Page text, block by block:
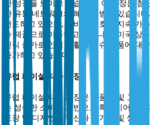
한 성장을 보이고 있습니다. 이 시장은 첨
한 유통 네트워크의 혜택을 받고 있습니다
선도하고 있으며, 소비자 선호가 지속 가
슈 제품으로 이동하고 있습니다. 미국 상
인식 증가로 인해 재활용 티슈 제품에 대
증가하고 있습니다.
유럽 페이셜 티슈 시장
유럽 페이셜 티슈 시장은 고품질 및 고급
는 성숙한 소비자 기반으로 특징지어집니
포장 및 디자인의 혁신과 유기농 및 생분